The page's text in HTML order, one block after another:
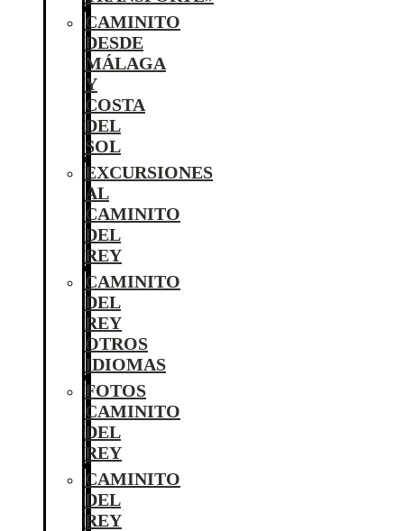
CAMINITO
DESDE
MÁLAGA
Y
COSTA
DEL
SOL
EXCURSIONES
AL
CAMINITO
DEL
REY
CAMINITO
DEL
REY
OTROS
IDIOMAS
FOTOS
CAMINITO
DEL
REY
CAMINITO
DEL
REY